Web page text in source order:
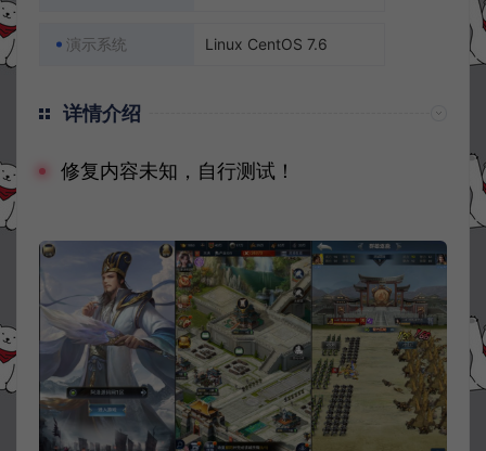
演示系统 Linux CentOS 7.6
详情介绍
修复内容未知，自行测试！